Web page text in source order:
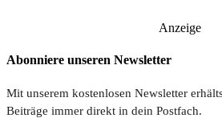
Anzeige
Abonniere unseren Newsletter
Mit unserem kostenlosen Newsletter
Beiträge immer direkt in dein Postfach.